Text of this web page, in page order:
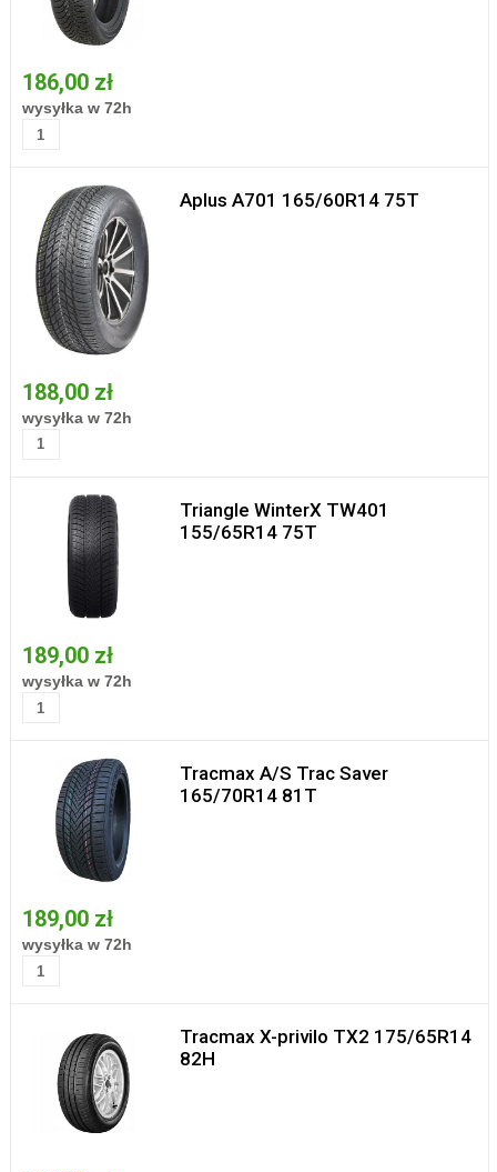
186,00 zł
wysyłka w 72h
Aplus A701 165/60R14 75T
188,00 zł
wysyłka w 72h
Triangle WinterX TW401
155/65R14 75T
189,00 zł
wysyłka w 72h
Tracmax A/S Trac Saver
165/70R14 81T
189,00 zł
wysyłka w 72h
Tracmax X-privilo TX2 175/65R14
82H